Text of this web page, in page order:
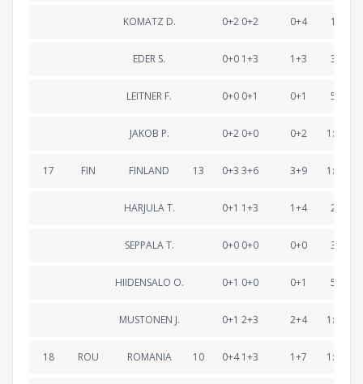
KOMATZ D. 0+2 0+2 0+4 19:51.9
EDER S. 0+0 1+3 1+3 39:27.8
LEITNER F. 0+0 0+1 0+1 58:30.9
JAKOB P. 0+2 0+0 0+2
17 FIN FINLAND 13 0+3 3+6 3+9
HARJULA T. 0+1 1+3 1+4 20:46.7
SEPPALA T. 0+0 0+0 0+0 39:39.6
HIIDENSALO O. 0+1 0+0 0+1 58:37.0
MUSTONEN J. 0+1 2+3 2+4
18 ROU ROMANIA 10 0+4 1+3 1+7